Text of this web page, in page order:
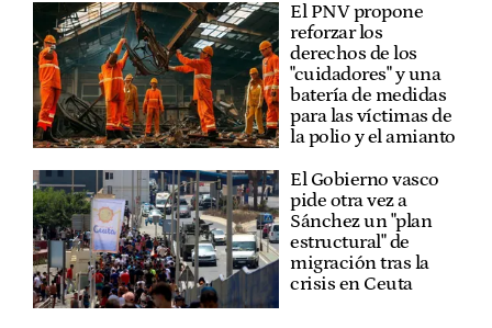
El PNV propone
reforzar los
derechos de los
"cuidadores" y una
batería de medidas
para las víctimas de
la polio y el amianto
El Gobierno vasco
pide otra vez a
Sánchez un "plan
estructural" de
migración tras la
crisis en Ceuta